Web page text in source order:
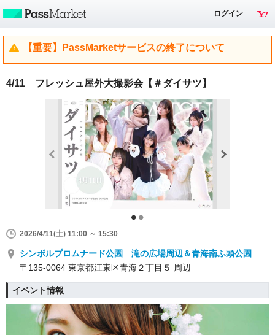
ログイン
【重要】PassMarketサービスの終了について
4/11 フレッシュ屋外大撮影会【＃ダイサツ】
2026/4/11(土) 11:00 ～ 15:30
シンボルプロムナード公園 滝の広場周辺＆青海南ふ頭公園
〒135-0064 東京都江東区青海２丁目５ 周辺
イベント情報